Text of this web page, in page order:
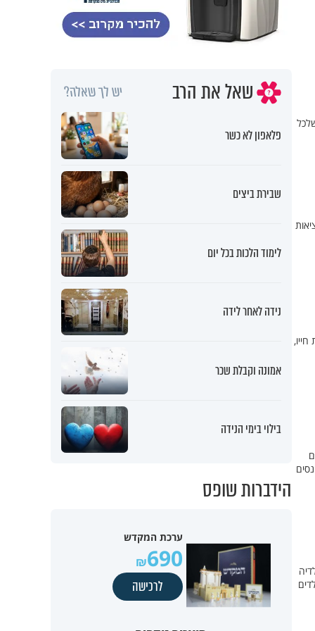
שאל את הרב יש לך שאלה?
פלאפון לא כשר
שבירת ביצים
לימוד הלכות בכל יום
נידה לאחר לידה
אמונה וקבלת שכר
בילוי בימי הנידה
הידברות שופס
ערכת המקדש
690
לרכישה